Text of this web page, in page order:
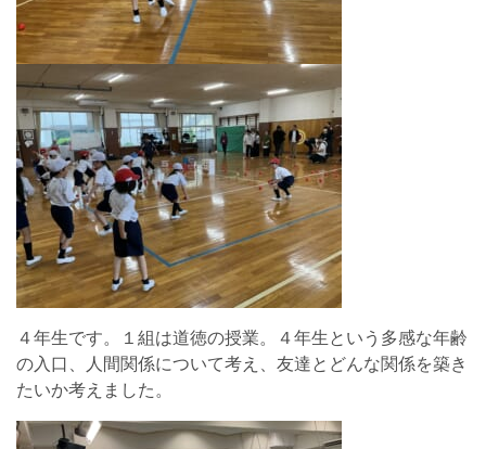
４年生です。１組は道徳の授業。４年生という多感な年齢
の入口、人間関係について考え、友達とどんな関係を築き
たいか考えました。